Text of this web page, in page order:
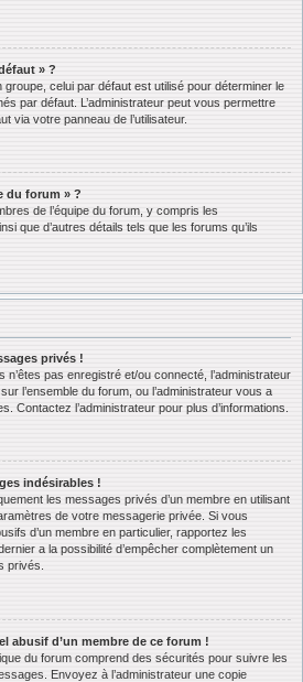
» ?
groupe, celui par défaut est utilisé pour déterminer le
par défaut. L’administrateur peut vous permettre
via votre panneau de l’utilisateur.
du forum » ?
de l’équipe du forum, y compris les
que d’autres détails tels que les forums qu’ils
privés !
pas enregistré et/ou connecté, l’administrateur
l’ensemble du forum, ou l’administrateur vous a
Contactez l’administrateur pour plus d’informations.
indésirables !
les messages privés d’un membre en utilisant
de votre messagerie privée. Si vous
d’un membre en particulier, rapportez les
a la possibilité d’empêcher complètement un
privés.
abusif d’un membre de ce forum !
du forum comprend des sécurités pour suivre les
Envoyez à l’administrateur une copie